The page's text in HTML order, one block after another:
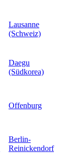
Lausanne
(Schweiz)
Daegu
(Südkorea)
Offenburg
Berlin-
Reinickendorf